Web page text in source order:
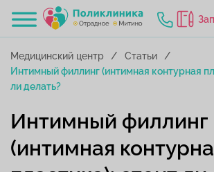
Медицинский центр
Статьи
Интимный филлинг (интимная контурная
ли делать?
Интимный филлинг
(интимная